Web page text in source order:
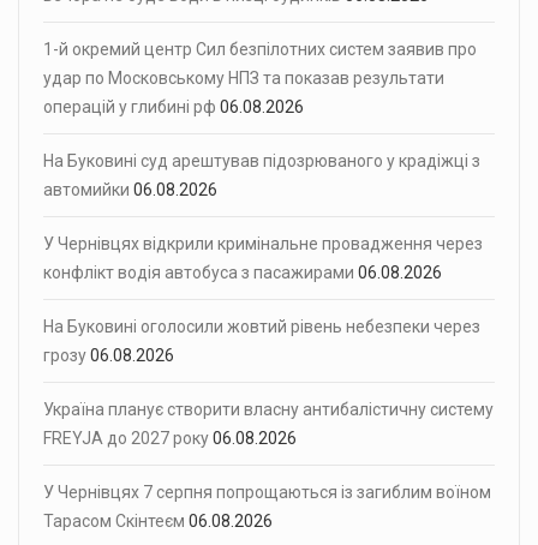
1-й окремий центр Сил безпілотних систем заявив про
удар по Московському НПЗ та показав результати
операцій у глибині рф 06.08.2026
На Буковині суд арештував підозрюваного у крадіжці з
автомийки 06.08.2026
У Чернівцях відкрили кримінальне провадження через
конфлікт водія автобуса з пасажирами 06.08.2026
На Буковині оголосили жовтий рівень небезпеки через
грозу06.08.2026
Україна планує створити власну антибалістичну систему
FREYJA до 2027 року06.08.2026
У Чернівцях 7 серпня попрощаються із загиблим воїном
Тарасом Скінтеєм 06.08.2026